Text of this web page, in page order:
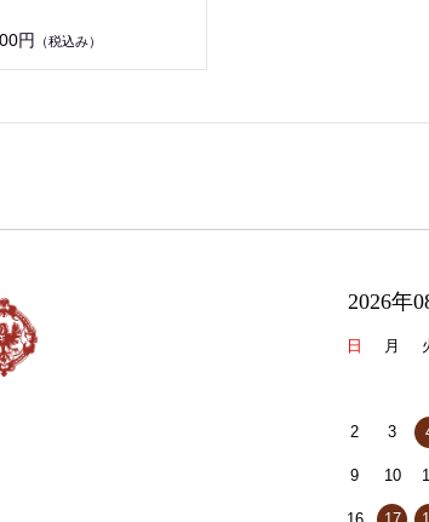
円 （税込み）
2026年
日 月
2 3
9 10